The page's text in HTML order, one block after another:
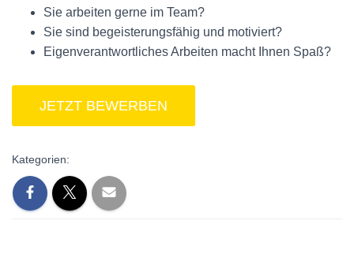
Sie arbeiten gerne im Team?
Sie sind begeisterungsfähig und motiviert?
Eigenverantwortliches Arbeiten macht Ihnen Spaß?
Kategorien: